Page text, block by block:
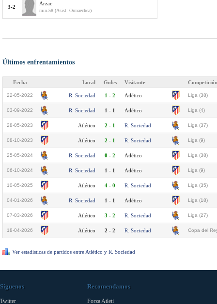
3-2
Arzac
min.58 (Asist: Ormaechea)
Últimos enfrentamientos
Fecha Local Goles Visitante Competición
22-05-2022 R. Sociedad 1 - 2 Atlético Liga (38)
03-09-2022 R. Sociedad 1 - 1 Atlético Liga (4)
28-05-2023 Atlético 2 - 1 R. Sociedad Liga (37)
08-10-2023 Atlético 2 - 1 R. Sociedad Liga (9)
25-05-2024 R. Sociedad 0 - 2 Atlético Liga (38)
06-10-2024 R. Sociedad 1 - 1 Atlético Liga (9)
10-05-2025 Atlético 4 - 0 R. Sociedad Liga (35)
04-01-2026 R. Sociedad 1 - 1 Atlético Liga (18)
07-03-2026 Atlético 3 - 2 R. Sociedad Liga (27)
18-04-2026 Atlético 2 - 2 R. Sociedad Copa del
Ver estadísticas de partidos entre Atlético y R. Sociedad
Síguenos
Twitter
Recomendamos
Forza Atleti